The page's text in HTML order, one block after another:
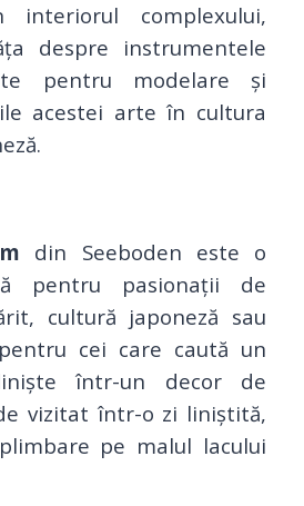
interiorul complexului,
despre instrumentele
pentru modelare și
acestei arte în cultura
din Seeboden este o
pentru pasionații de
cultură japoneză sau
cei care caută un
într-un decor de
vizitat într-o zi liniștită,
pe malul lacului